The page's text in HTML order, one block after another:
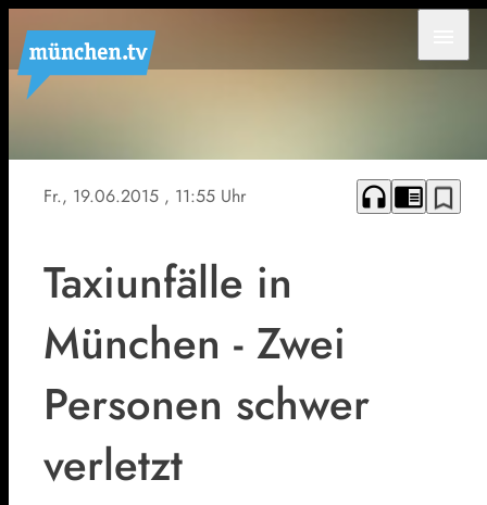
Fr., 19.06.2015 , 11:55 Uhr headphones chrome_reader_mode bookmark_border
Taxiunfälle in
München - Zwei
Personen schwer
verletzt